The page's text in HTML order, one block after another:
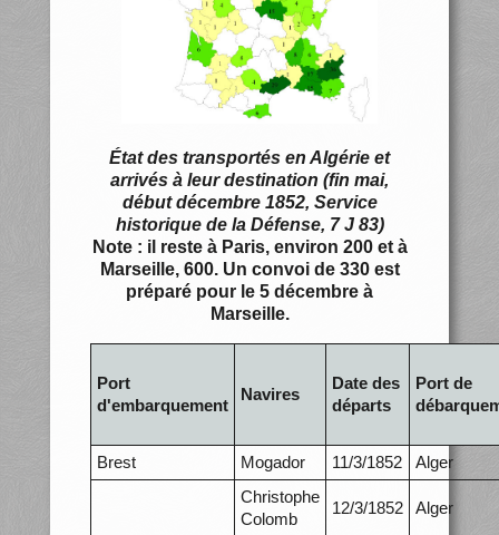
État des transportés en Algérie et
arrivés à leur destination (fin mai,
début décembre 1852, Service
historique de la Défense, 7 J 83)
Note : il reste à Paris, environ 200 et à
Marseille, 600. Un convoi de 330 est
préparé pour le 5 décembre à
Marseille.
Port
d'embarquement
Navires
Date des
départs
Port de
Brest Mogador 11/3/1852
Alger
Christophe
Colomb
12/3/1852 Alger